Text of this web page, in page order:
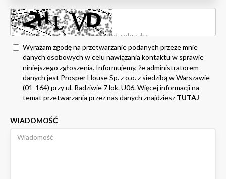
Wyrażam zgodę na przetwarzanie podanych przeze mnie
danych osobowych w celu nawiązania kontaktu w sprawie
niniejszego zgłoszenia. Informujemy, że administratorem
danych jest Prosper House Sp. z o.o. z siedzibą w Warszawie
(01-164) przy ul. Radziwie 7 lok. U06. Więcej informacji na
temat przetwarzania przez nas danych znajdziesz TUTAJ
WIADOMOŚĆ